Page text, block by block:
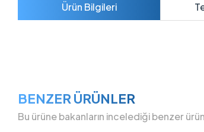
Ürün Bilgileri
BENZER ÜRÜNLER
Bu ürüne bakanların incelediği benzer